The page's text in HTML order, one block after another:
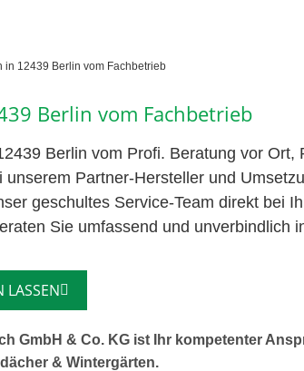
in 12439 Berlin vom Fachbetrieb
Berlin vom Fachbetrieb
Berlin vom Profi. Beratung vor Ort,
Partner-Hersteller und
geschultes Service-Team direkt bei
Sie umfassend und unverbindlich
LASSEN
GmbH & Co. KG ist Ihr kompetenter
& Wintergärten.